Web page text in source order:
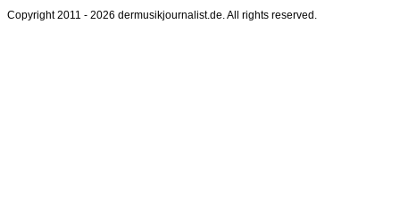
Copyright 2011 - 2026 dermusikjournalist.de. All rights reserved.